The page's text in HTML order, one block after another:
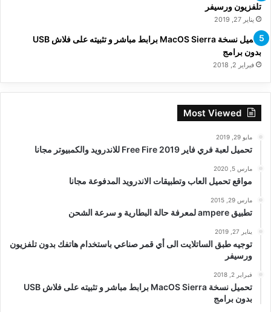
تلفزيون ورسيفر
يناير 27, 2019
تحميل نسخة MacOS Sierra برابط مباشر و تثبيته على فلاش USB
بدون برامج
فبراير 2, 2018
Most Viewed
مايو 29, 2019
تحميل لعبة فري فاير Free Fire 2019 للاندرويد والكمبيوتر مجانا
مارس 5, 2020
مواقع تحميل العاب وتطبيقات الاندرويد المدفوعة مجانا
مارس 29, 2015
تطبيق ampere لمعرفة حالة البطارية و سرعة الشحن
يناير 27, 2019
توجيه طبق الساتلايت الى أي قمر صناعي باستخدام هاتفك بدون تلفزيون
ورسيفر
فبراير 2, 2018
تحميل نسخة MacOS Sierra برابط مباشر و تثبيته على فلاش USB
بدون برامج